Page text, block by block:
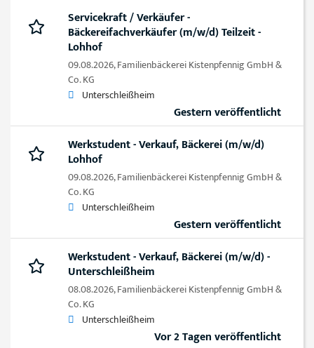
Servicekraft / Verkäufer -
Bäckereifachverkäufer (m/w/d) Teilzeit -
Lohhof
09.08.2026,Familienbäckerei Kistenpfennig GmbH &
Co. KG
Unterschleißheim
Gestern veröffentlicht
Werkstudent - Verkauf, Bäckerei (m/w/d)
Lohhof
09.08.2026,Familienbäckerei Kistenpfennig GmbH &
Co. KG
Unterschleißheim
Gestern veröffentlicht
Werkstudent - Verkauf, Bäckerei (m/w/d) -
Unterschleißheim
08.08.2026,Familienbäckerei Kistenpfennig GmbH &
Co. KG
Unterschleißheim
Vor 2 Tagen veröffentlicht